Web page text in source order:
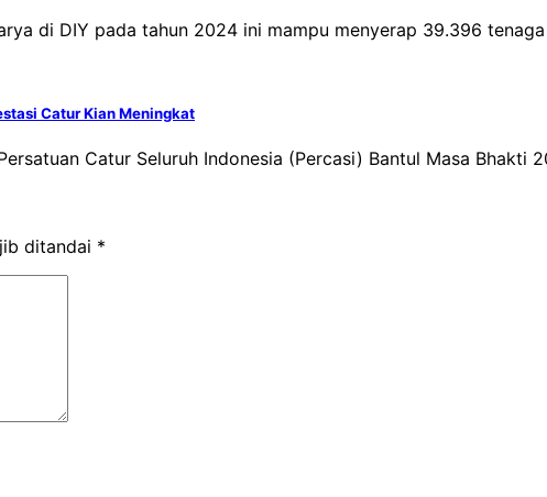
di DIY pada tahun 2024 ini mampu menyerap 39.396
Catur Kian Meningkat
Catur Seluruh Indonesia (Percasi) Bantul Masa
ditandai *